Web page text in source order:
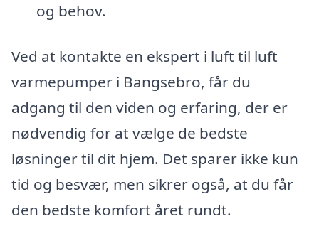
og behov.
Ved at kontakte en ekspert i luft til luft
varmepumper i Bangsebro, får du
adgang til den viden og erfaring, der er
nødvendig for at vælge de bedste
løsninger til dit hjem. Det sparer ikke kun
tid og besvær, men sikrer også, at du får
den bedste komfort året rundt.